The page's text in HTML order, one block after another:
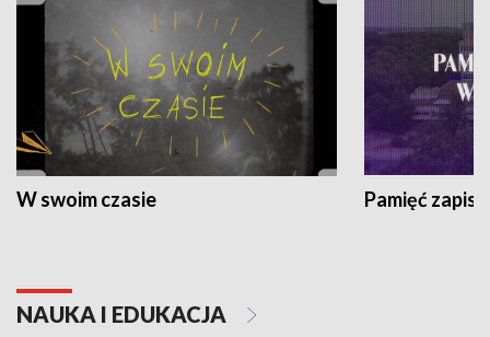
W swoim czasie Pamięć
NAUKA I EDUKACJA